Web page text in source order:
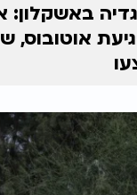
באשקלון:
אוטובוס,